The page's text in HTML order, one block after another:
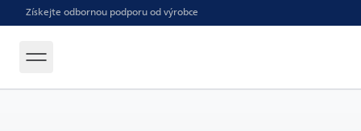
Získejte odbornou podporu od výrobce